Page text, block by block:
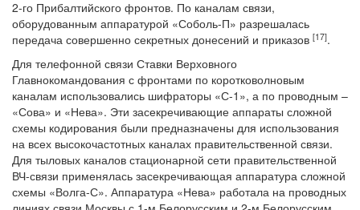
2-го Прибалтийского фронтов. По каналам связи,
оборудованным аппаратурой «Соболь-П» разрешалась
передача совершенно секретных донесений и приказов [17].
Для телефонной связи Ставки Верховного
Главнокомандования с фронтами по коротковолновым
каналам использовались шифраторы «С-1», а по проводным –
«Сова» и «Нева». Эти засекречивающие аппараты сложной
схемы кодирования были предназначены для использования
на всех высокочастотных каналах правительственной связи.
Для тыловых каналов стационарной сети правительственной
ВЧ-связи применялась засекречивающая аппаратура сложной
схемы «Волга-С». Аппаратура «Нева» работала на проводных